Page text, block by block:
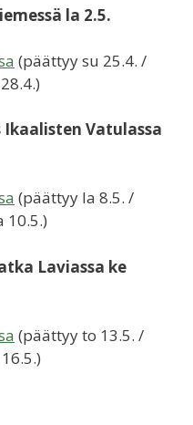
la 2.5.
(päättyy su 25.4. /
Vatulassa
(päättyy la 8.5. /
Laviassa ke
(päättyy to 13.5. /